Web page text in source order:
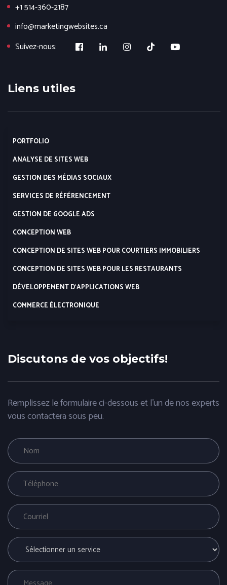
+1 514-360-2187
info@marketingwebsites.ca
Suivez-nous:
Liens utiles
PORTFOLIO
ANALYSE DE SITES WEB
GESTION DES MÉDIAS SOCIAUX
SERVICES DE RÉFÉRENCEMENT
GESTION DE GOOGLE ADS
CONCEPTION WEB
CONCEPTION DE SITES WEB POUR COURTIERS IMMOBILIERS
CONCEPTION DE SITES WEB POUR LES RESTAURANTS
DÉVELOPPEMENT D’APPLICATIONS WEB
COMMERCE ÉLECTRONIQUE
Discutons de vos objectifs!
Remplissez le formulaire ci-dessous et l'un de nos experts
vous contactera sous peu.